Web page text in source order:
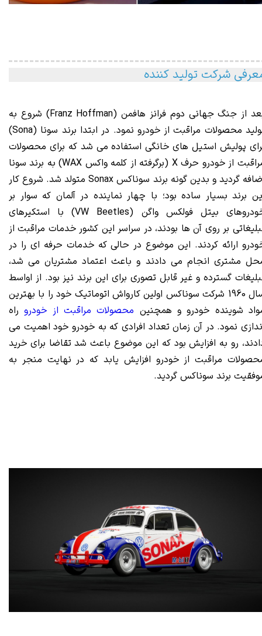
شرکت تولید کننده
بعد از جنگ جهانی دوم فرانز هافمن (Franz Hoffman) شروع به
تولید محصولات مراقبت از خودرو نمود. در ابتدا برند سونا (Sona)
پولیش استیل های خانگی استفاده می شد که برای محصولات
مراقبت از خودرو حرف X (برگرفته از کلمه واکس WAX) به برند سونا
گردید و بدین گونه برند سوناکس Sonax متولد شد. شروع کار
برند بسیار ساده بود؛ با چهار نماینده در آلمان که سوار بر
خودروهای بیتل فولکس واگن (VW Beetles) با استکیرهای
بر روی آن ها بودند، در سراسر این کشور خدمات مراقبت از
ارائه کردند. این موضوع در حالی که خدمات حرفه ای را در
مشتری انجام می دادند و باعث اعتماد مشتریان می شد،
گسترده و غیر قابل تصوری برای این برند نیز بود. از اواسط
سال 1960 شرکت سوناکس اولین کارواش اتوماتیک خود را با بهترین
شوینده خودرو و همچنین محصولات مراقبت از خودروراه
نمود. در آن زمان تعداد افرادی که به خودرو خود اهمیت می
رو به افزایش بود که این موضوع باعث شد تقاضا برای خرید
مراقبت از خودرو افزایش یابد که در نهایت منجر به
برند سوناکس گردید.